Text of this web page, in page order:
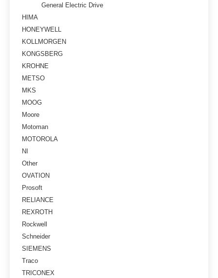
General Electric Drive
HIMA
HONEYWELL
KOLLMORGEN
KONGSBERG
KROHNE
METSO
MKS
MOOG
Moore
Motoman
MOTOROLA
NI
Other
OVATION
Prosoft
RELIANCE
REXROTH
Rockwell
Schneider
SIEMENS
Traco
TRICONEX